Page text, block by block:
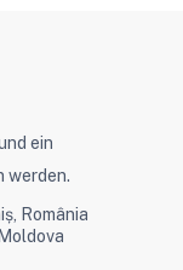
ein
werden.
România